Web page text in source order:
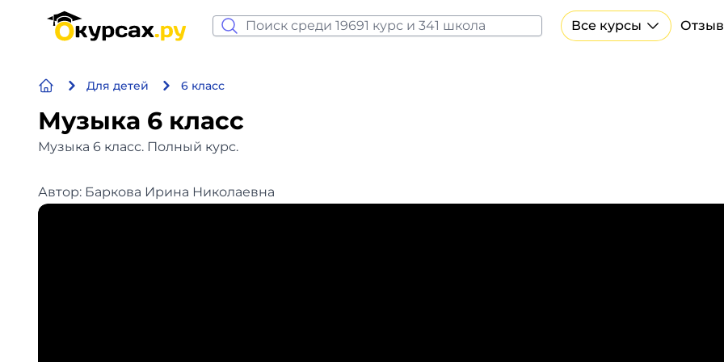
Все курсы
Для детей 6 класс
Музыка 6 класс
Музыка 6 класс. Полный курс.
Автор: Баркова Ирина Николаевна
Программирование
Бизнес и финансы